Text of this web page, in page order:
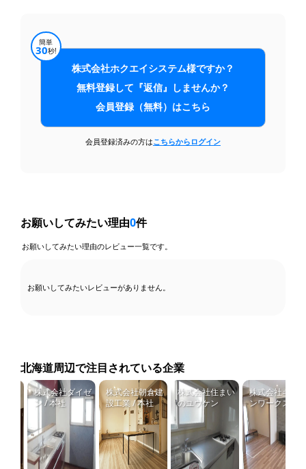
簡単
30秒!
株式会社ホクエイシステム様ですか？
無料登録して『返信』しませんか？
会員登録（無料）はこちら
会員登録済みの方はこちらからログイン
お願いしてみたい理由0件
お願いしてみたい理由のレビュー一覧です。
お願いしてみたいレビューがありません。
北海道周辺で注目されている企業
株式会社ダイゼ
ン / 本社
株式会社朝倉建
設工業 / 本社
株式会社住まい
のユウケン
株式会社キッチ
ンワークス